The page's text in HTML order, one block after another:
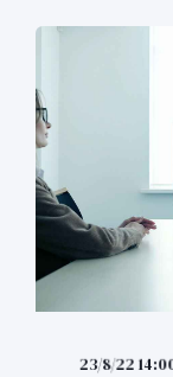
23/8/22